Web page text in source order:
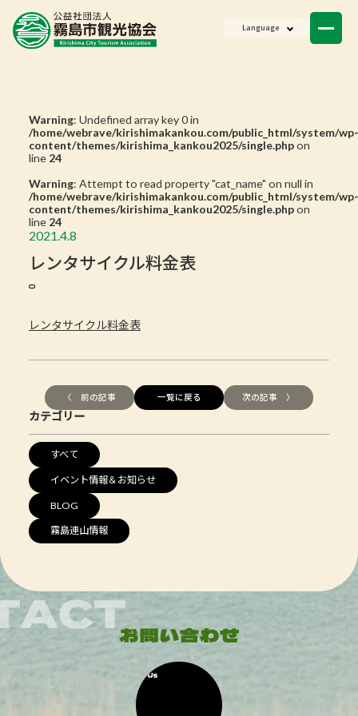
Language
Warning: Undefined array key 0 in
/home/webrave/kirishimakankou.com/public_html/system/wp-
content/themes/kirishima_kankou2025/single.phpon
line 24
Warning: Attempt to read property "cat_name" on null in
/home/webrave/kirishimakankou.com/public_html/system/wp-
content/themes/kirishima_kankou2025/single.phpon
line 24
2021.4.8
レンタサイクル料金表
レンタサイクル料金表
〈 前の記事 一覧に戻る 次の記事 〉
カテゴリー
すべて
イベント情報＆お知らせ
BLOG
霧島連山情報